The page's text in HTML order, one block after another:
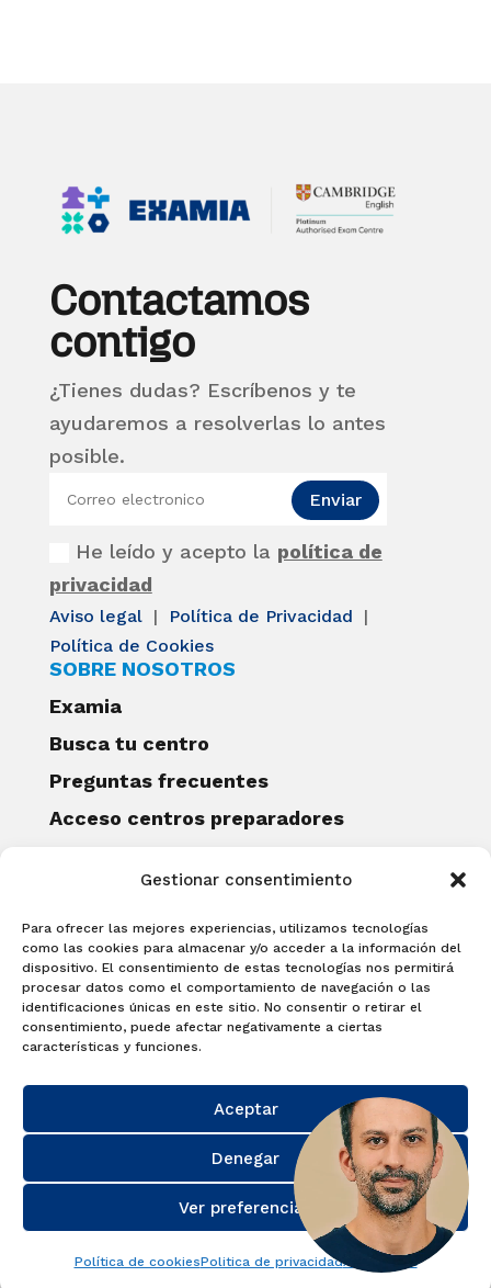
Gestionar consentimiento
Para ofrecer las mejores experiencias, utilizamos tecnologías
como las cookies para almacenar y/o acceder a la información del
dispositivo. El consentimiento de estas tecnologías nos permitirá
procesar datos como el comportamiento de navegación o las
identificaciones únicas en este sitio. No consentir o retirar el
consentimiento, puede afectar negativamente a ciertas
características y funciones.
Aceptar
Denegar
Ver preferencias
Política de cookiesPolitica de privacidadAviso Legal
Contactamos
contigo
¿Tienes dudas? Escríbenos y te
ayudaremos a resolverlas lo antes
posible.
He leído y acepto la política de
privacidad
Enviar
Aviso legal | Política de Privacidad
|
Política de Cookies
SOBRE NOSOTROS
Examia
Busca tu centro
Preguntas frecuentes
Acceso centros preparadores
Becas Examia
Contacto
CERTIFICACIONES
Linguaskill
Cambridge English Qualifications
EXAMÍNATE
Matricúlate con nosotros y obtén tu